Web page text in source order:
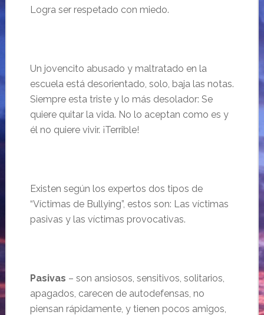
Logra ser respetado con miedo.
Un jovencito abusado y maltratado en la
escuela está desorientado, solo, baja las notas.
Siempre esta triste y lo más desolador: Se
quiere quitar la vida. No lo aceptan como es y
él no quiere vivir. ¡Terrible!
Existen según los expertos dos tipos de
“Víctimas de Bullying”, estos son: Las víctimas
pasivas y las víctimas provocativas.
Pasivas – son ansiosos, sensitivos, solitarios,
apagados, carecen de autodefensas, no
piensan rápidamente, y tienen pocos amigos,